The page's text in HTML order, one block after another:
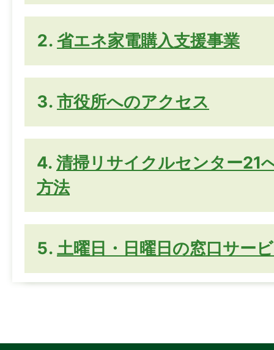
省エネ家電購入支援事業
市役所へのアクセス
清掃リサイクルセンター21
方法
土曜日・日曜日の窓口サー